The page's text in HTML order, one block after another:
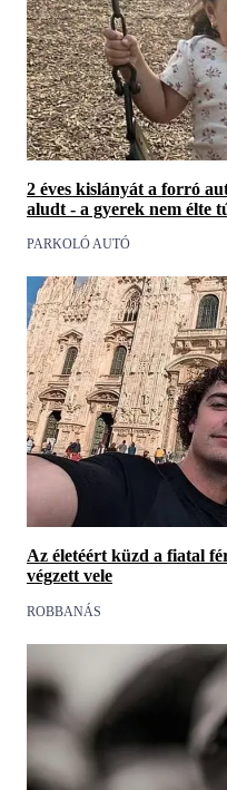
2 éves kislányát a forró
aludt - a gyerek nem élte
PARKOLÓ AUTÓ
Az életéért küzd a fiatal
végzett vele
ROBBANÁS